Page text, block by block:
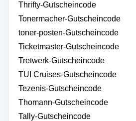
Thrifty-Gutscheincode
Tonermacher-Gutscheincode
toner-posten-Gutscheincode
Ticketmaster-Gutscheincode
Tretwerk-Gutscheincode
TUI Cruises-Gutscheincode
Tezenis-Gutscheincode
Thomann-Gutscheincode
Tally-Gutscheincode